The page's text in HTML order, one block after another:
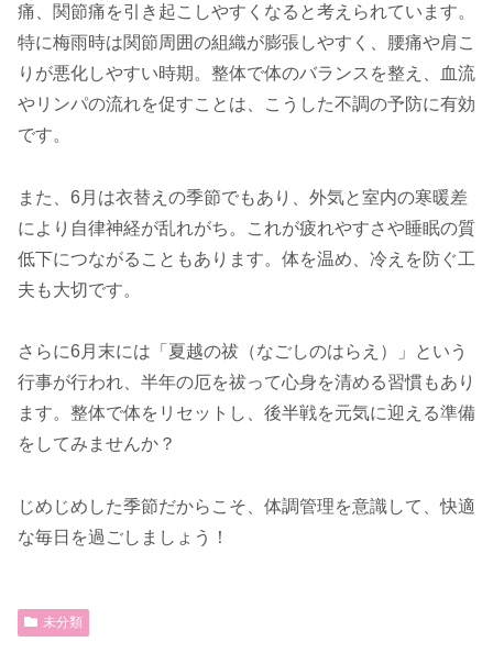
痛、関節痛を引き起こしやすくなると考えられています。
特に梅雨時は関節周囲の組織が膨張しやすく、腰痛や肩こ
りが悪化しやすい時期。整体で体のバランスを整え、血流
やリンパの流れを促すことは、こうした不調の予防に有効
です。
また、6月は衣替えの季節でもあり、外気と室内の寒暖差
により自律神経が乱れがち。これが疲れやすさや睡眠の質
低下につながることもあります。体を温め、冷えを防ぐ工
夫も大切です。
さらに6月末には「夏越の祓（なごしのはらえ）」という
行事が行われ、半年の厄を祓って心身を清める習慣もあり
ます。整体で体をリセットし、後半戦を元気に迎える準備
をしてみませんか？
じめじめした季節だからこそ、体調管理を意識して、快適
な毎日を過ごしましょう！
未分類